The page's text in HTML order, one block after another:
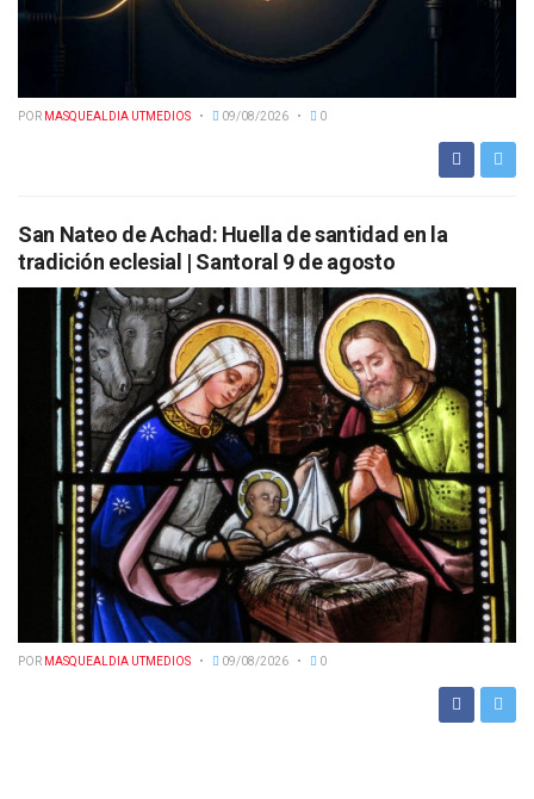
POR MASQUEALDIA UTMEDIOS 09/08/2026 0
San Nateo de Achad: Huella de santidad en la
tradición eclesial | Santoral 9 de agosto
POR MASQUEALDIA UTMEDIOS 09/08/2026 0